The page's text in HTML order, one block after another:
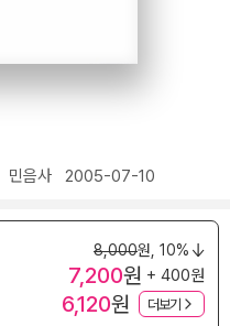
민음사 2005-07-10
8,000원, 10%
7,200원 + 400원
6,120원 더보기